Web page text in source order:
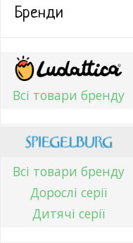
Бренди
Всі товари бренду
Всі товари бренду
Дорослі серії
Дитячі серії